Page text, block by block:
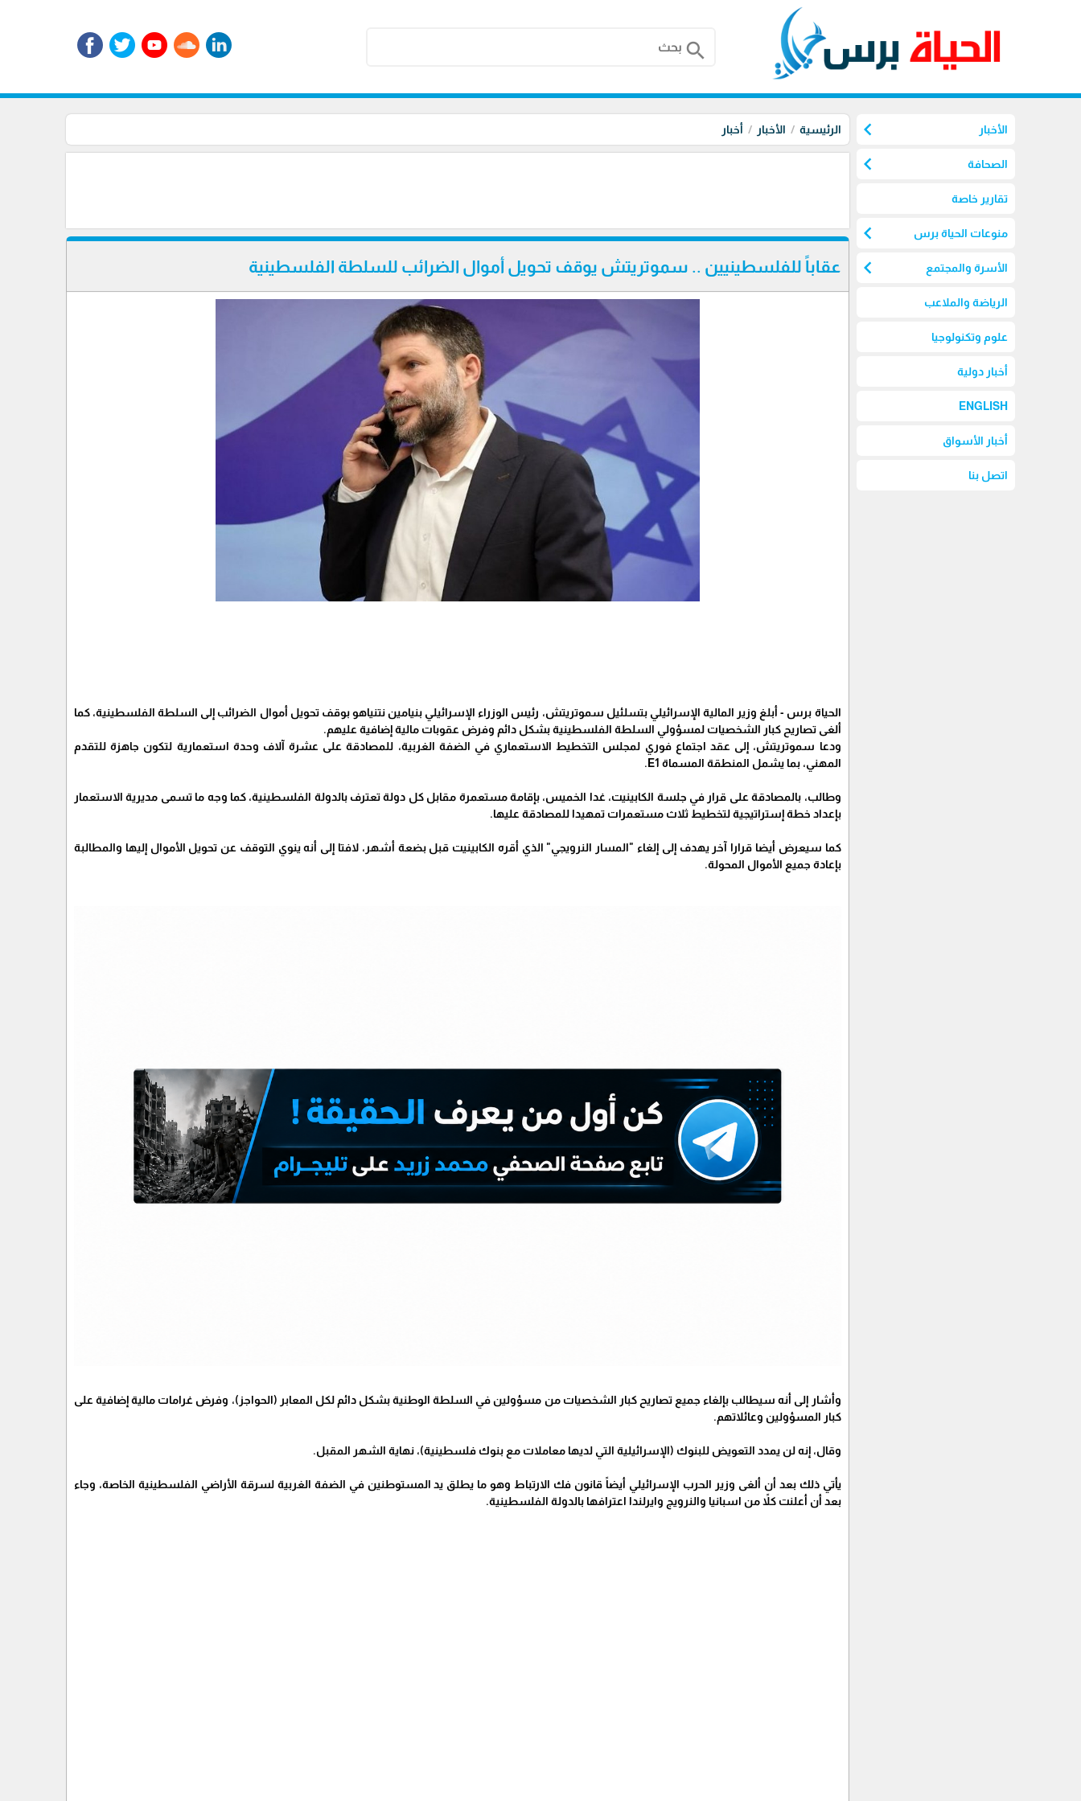
search
الأخبار chevron_left
الصحافة chevron_left
تقارير خاصة
منوعات الحياة برس chevron_left
الأسرة والمجتمع chevron_left
الرياضة والملاعب
علوم وتكنولوجيا
أخبار دولية
ENGLISH
أخبار الأسواق
اتصل بنا
الرئيسية الأخبار أخبار
عقاباً للفلسطينيين .. سموتريتش يوقف تحويل أموال الضرائب للسلطة الفلسطينية
الحياة برس - أبلغ وزير المالية الإسرائيلي بتسلئيل سموتريتش، رئيس الوزراء الإسرائيلي بنيامين نتنياهو بوقف تحويل أموال الضرائب إلى السلطة الفلسطينية، كما
ألغى تصاريح كبار الشخصيات لمسؤولي السلطة الفلسطينية بشكل دائم وفرض عقوبات مالية إضافية عليهم.
ودعا سموتريتش، إلى عقد اجتماع فوري لمجلس التخطيط الاستعماري في الضفة الغربية، للمصادقة على عشرة آلاف وحدة استعمارية لتكون جاهزة للتقدم
المهني، بما يشمل المنطقة المسماة E1.
وطالب، بالمصادقة على قرار في جلسة الكابينيت، غدا الخميس، بإقامة مستعمرة مقابل كل دولة تعترف بالدولة الفلسطينية، كما وجه ما تسمى مديرية الاستعمار
بإعداد خطة إستراتيجية لتخطيط ثلاث مستعمرات تمهيدا للمصادقة عليها.
كما سيعرض أيضا قرارا آخر يهدف إلى إلغاء "المسار النرويجي" الذي أقره الكابينيت قبل بضعة أشهر، لافتا إلى أنه ينوي التوقف عن تحويل الأموال إليها والمطالبة
بإعادة جميع الأموال المحولة.
وأشار إلى أنه سيطالب بإلغاء جميع تصاريح كبار الشخصيات من مسؤولين في السلطة الوطنية بشكل دائم لكل المعابر (الحواجز)، وفرض غرامات مالية إضافية على
كبار المسؤولين وعائلاتهم.
وقال، إنه لن يمدد التعويض للبنوك (الإسرائيلية التي لديها معاملات مع بنوك فلسطينية)، نهاية الشهر المقبل.
يأتي ذلك بعد أن ألغى وزير الحرب الإسرائيلي أيضاً قانون فك الارتباط وهو ما يطلق يد المستوطنين في الضفة الغربية لسرقة الأراضي الفلسطينية الخاصة، وجاء
بعد أن أعلنت كلاً من اسبانيا والنرويج وايرلندا اعترافها بالدولة الفلسطينية.